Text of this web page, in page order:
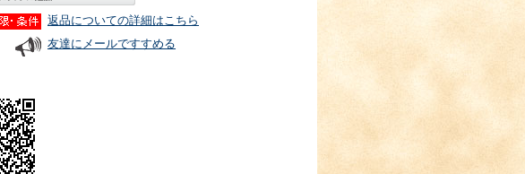
返品についての詳細はこちら
友達にメールですすめる